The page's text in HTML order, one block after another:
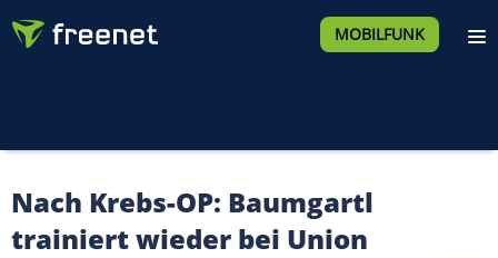
MOBILFUNK
Nach Krebs-OP: Baumgartl
trainiert wieder bei Union